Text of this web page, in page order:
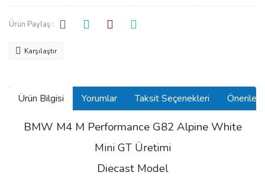
Ürün Paylaş :
Karşılaştır
Ürün Bilgisi Yorumlar Taksit Seçenekleri
BMW M4 M Performance G82 Alpine White
Mini GT Üretimi
Diecast Model